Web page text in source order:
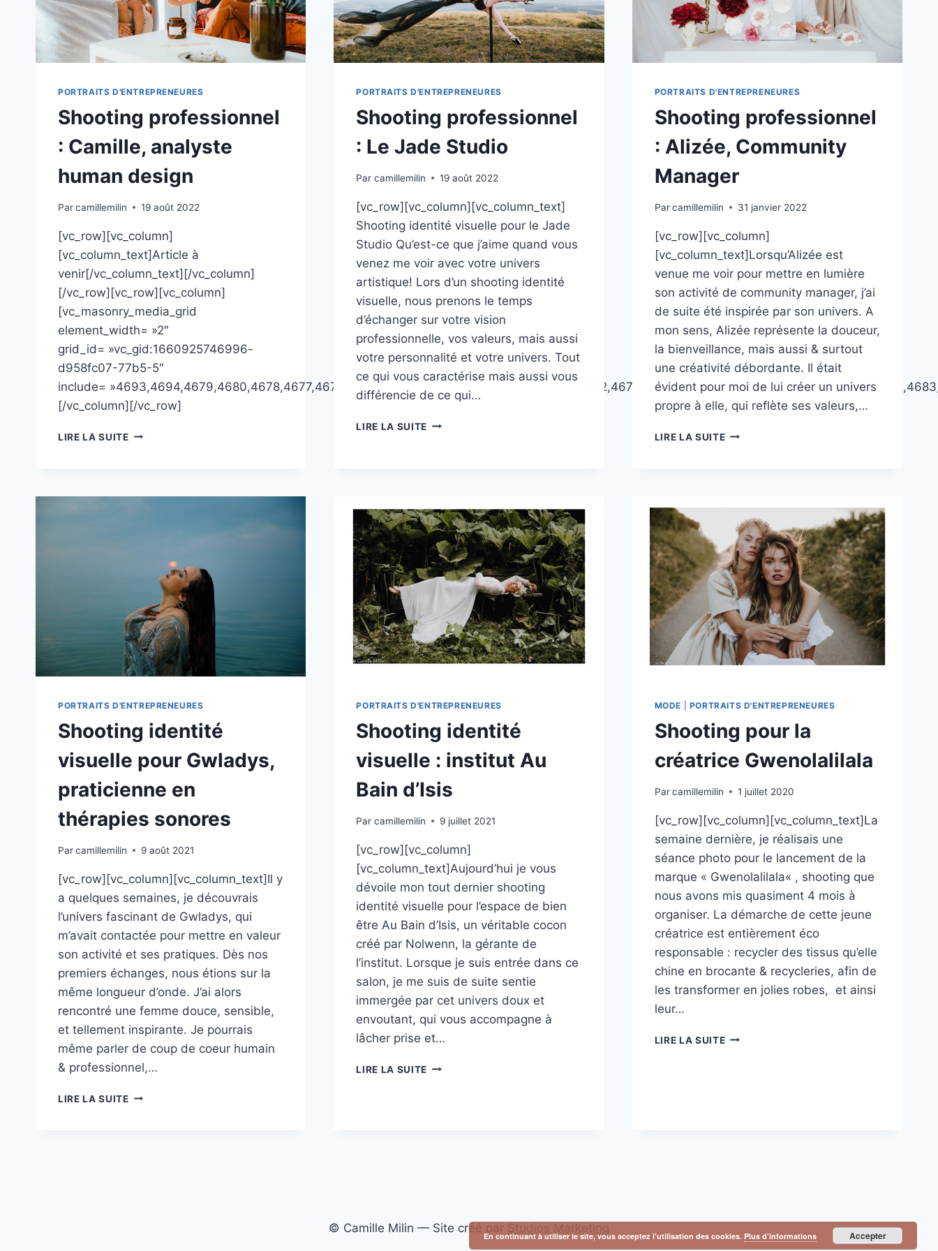
PORTRAITS D'ENTREPRENEURES
Shooting professionnel
: Camille, analyste
human design
Parcamillemilin 19 août 2022
[vc_row][vc_column]
[vc_column_text]Article à
venir[/vc_column_text][/vc_column]
[/vc_row][vc_row][vc_column]
[vc_masonry_media_grid
element_width= »2″
grid_id= »vc_gid:1660925746996-
d958fc07-77b5-5″
include=
[/vc_column][/vc_row]
LIRE LA SUITESHOOTING
PORTRAITS D'ENTREPRENEURES
Shooting professionnel
: Le Jade Studio
Par camillemilin 19 août 2022
[vc_row][vc_column][vc_column_text]
Shooting identité visuelle pour le Jade
Studio Qu’est-ce que j’aime quand vous
venez me voir avec votre univers
artistique! Lors d’un shooting identité
visuelle, nous prenons le temps
d’échanger sur votre vision
professionnelle, vos valeurs, mais aussi
votre personnalité et votre univers. Tout
ce qui vous caractérise mais aussi vous
différencie de ce qui…
LIRE LA SUITE SHOOTING
PORTRAITS D'ENTREPRENEURES
Shooting professionnel
: Alizée, Community
Manager
Par camillemilin 31 janvier 2022
[vc_row][vc_column]
[vc_column_text]Lorsqu’Alizée est
venue me voir pour mettre en lumière
son activité de community manager, j’ai
de suite été inspirée par son univers. A
mon sens, Alizée représente la douceur,
la bienveillance, mais aussi & surtout
une créativité débordante. Il était
évident pour moi de lui créer un univers
propre à elle, qui reflète ses valeurs,…
LIRE LA SUITESHOOTING
MANAGER
PORTRAITS D'ENTREPRENEURES
Shooting identité
visuelle pour Gwladys,
praticienne en
thérapies sonores
Parcamillemilin 9 août 2021
[vc_row][vc_column][vc_column_text]Il y
a quelques semaines, je découvrais
l’univers fascinant de Gwladys, qui
m’avait contactée pour mettre en valeur
son activité et ses pratiques. Dès nos
premiers échanges, nous étions sur la
même longueur d’onde. J’ai alors
rencontré une femme douce, sensible,
et tellement inspirante. Je pourrais
même parler de coup de coeur humain
& professionnel,…
LIRE LA SUITESHOOTING
PORTRAITS D'ENTREPRENEURES
Shooting identité
visuelle : institut Au
Bain d’Isis
Par camillemilin 9 juillet 2021
[vc_row][vc_column]
[vc_column_text]Aujourd’hui je vous
dévoile mon tout dernier shooting
identité visuelle pour l’espace de bien
être Au Bain d’Isis, un véritable cocon
créé par Nolwenn, la gérante de
l’institut. Lorsque je suis entrée dans ce
salon, je me suis de suite sentie
immergée par cet univers doux et
envoutant, qui vous accompagne à
lâcher prise et…
LIRE LA SUITE SHOOTING
MODE PORTRAITS D'ENTREPRENEURES
Shooting pour la
créatrice Gwenolalilala
Par camillemilin 1 juillet 2020
[vc_row][vc_column][vc_column_text]La
semaine dernière, je réalisais une
séance photo pour le lancement de la
marque « Gwenolalilala« , shooting que
nous avons mis quasiment 4 mois à
organiser. La démarche de cette jeune
créatrice est entièrement éco
responsable : recycler des tissus qu’elle
chine en brocante & recycleries, afin de
les transformer en jolies robes, et ainsi
leur…
LIRE LA SUITESHOOTING
© Camille Milin — Site créé par Studios Marketing
En continuant à utiliser le site, vous acceptez l’utilisation des cookies. Plus d’informations Accepter